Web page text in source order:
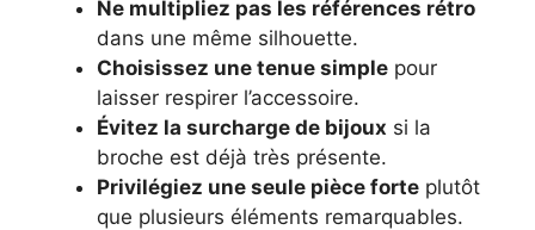
Ne multipliez pas les références rétro
dans une même silhouette.
Choisissez une tenue simple pour
laisser respirer l’accessoire.
Évitez la surcharge de bijoux si la
broche est déjà très présente.
Privilégiez une seule pièce forte plutôt
que plusieurs éléments remarquables.